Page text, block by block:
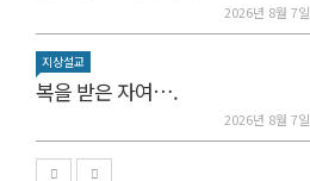
2026년 8월 7일
지상설교
복을 받은 자여….
2026년 8월 7일